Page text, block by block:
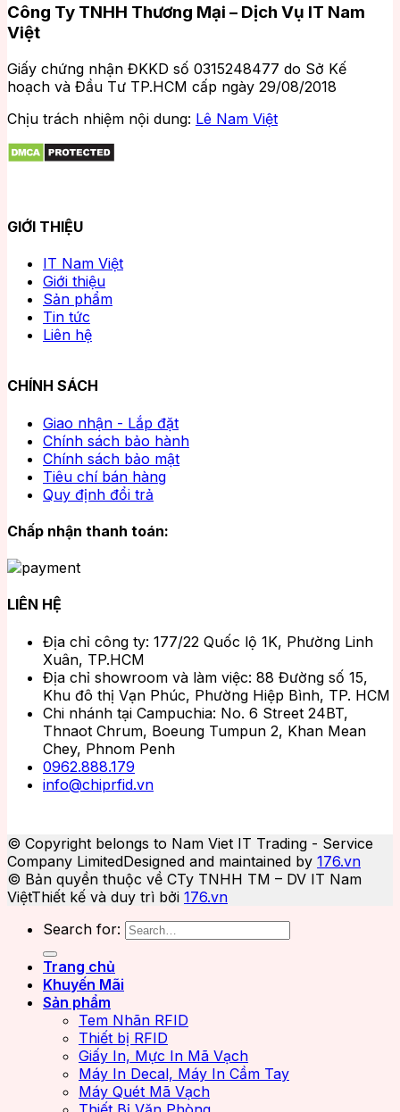
Công Ty TNHH Thương Mại – Dịch Vụ IT Nam
Việt
Giấy chứng nhận ĐKKD số 0315248477 do Sở Kế
hoạch và Đầu Tư TP.HCM cấp ngày 29/08/2018
Chịu trách nhiệm nội dung: Lê Nam Việt
GIỚI THIỆU
IT Nam Việt
Giới thiệu
Sản phẩm
Tin tức
Liên hệ
CHÍNH SÁCH
Giao nhận - Lắp đặt
Chính sách bảo hành
Chính sách bảo mật
Tiêu chí bán hàng
Quy định đổi trả
Chấp nhận thanh toán:
LIÊN HỆ
Địa chỉ công ty: 177/22 Quốc lộ 1K, Phường Linh
Xuân, TP.HCM
Địa chỉ showroom và làm việc: 88 Đường số 15,
Khu đô thị Vạn Phúc, Phường Hiệp Bình, TP. HCM
Chi nhánh tại Campuchia: No. 6 Street 24BT,
Thnaot Chrum, Boeung Tumpun 2, Khan Mean
Chey, Phnom Penh
0962.888.179
info@chiprfid.vn
© Copyright belongs to Nam Viet IT Trading - Service
Company LimitedDesigned and maintained by 176.vn
© Bản quyền thuộc về CTy TNHH TM – DV IT Nam
ViệtThiết kế và duy trì bởi 176.vn
Search for:
Trang chủ
Khuyến Mãi
Sản phẩm
Tem Nhãn RFID
Thiết bị RFID
Giấy In, Mực In Mã Vạch
Máy In Decal, Máy In Cầm Tay
Máy Quét Mã Vạch